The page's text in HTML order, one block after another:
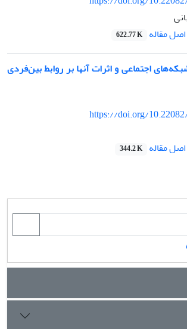
اصل مقاله 622.77 K
اجتماعی و اثرات آنها بر روابط بین‌فردی
https://doi.org/
اصل مقاله 344.2 K